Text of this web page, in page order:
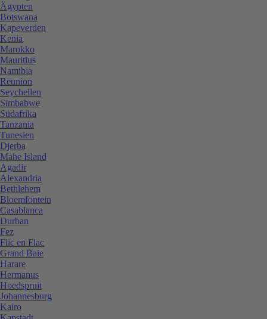
Ägypten
Botswana
Kapeverden
Kenia
Marokko
Mauritius
Namibia
Reunion
Seychellen
Simbabwe
Südafrika
Tanzania
Tunesien
Djerba
Mahe Island
Agadir
Alexandria
Bethlehem
Bloemfontein
Casablanca
Durban
Fez
Flic en Flac
Grand Baie
Harare
Hermanus
Hoedspruit
Johannesburg
Kairo